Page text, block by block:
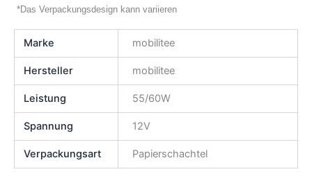
*Das Verpackungsdesign kann variieren
Marke mobilitee
Hersteller mobilitee
Leistung 55/60W
Spannung 12V
Verpackungsart Papierschachtel